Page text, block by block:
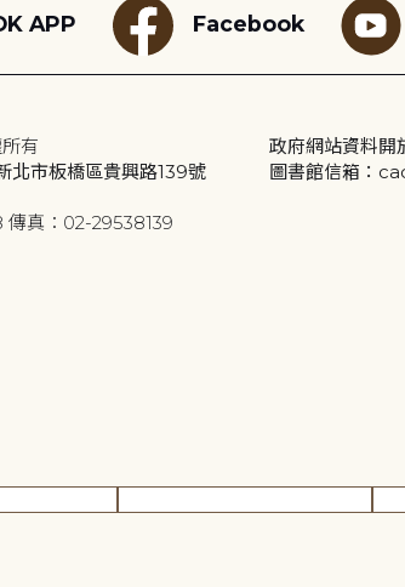
APP Facebook
有
北市板橋區貴興路139號
真：02-29538139
政府網站資料開
圖書館信箱：